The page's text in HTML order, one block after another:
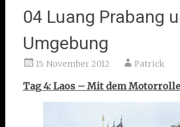
04 Luang Prabang
Umgebung
15. November 2012 Patrick
Tag 4: Laos – Mit dem